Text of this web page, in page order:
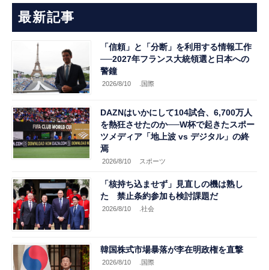
最新記事
「信頼」と「分断」を利用する情報工作
──2027年フランス大統領選と日本への
警鐘
2026/8/10 .国際
DAZNはいかにして104試合、6,700万人
を熱狂させたのか──W杯で起きたスポー
ツメディア「地上波 vs デジタル」の終
焉
2026/8/10 スポーツ
「核持ち込ませず」見直しの機は熟し
た 禁止条約参加も検討課題だ
2026/8/10 .社会
韓国株式市場暴落が李在明政権を直撃
2026/8/10 .国際